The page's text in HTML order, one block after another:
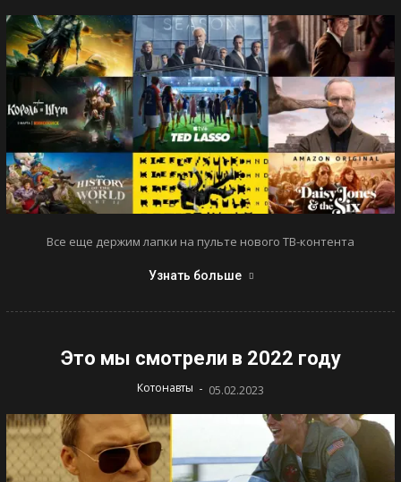
Все еще держим лапки на пульте нового ТВ-контента
Узнать больше
Это мы смотрели в 2022 году
Котонавты - 05.02.2023